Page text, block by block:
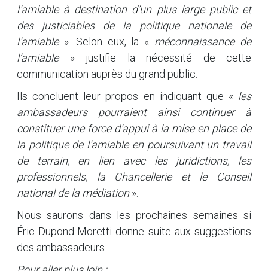
l’amiable à destination d’un plus large public et
des justiciables de la politique nationale de
l’amiable». Selon eux, la « méconnaissance de
l’amiable» justifie la nécessité de cette
communication auprès du grand public.
Ils concluent leur propos en indiquant que « les
ambassadeurs pourraient ainsi continuer à
constituer une force d’appui à la mise en place de
la politique de l’amiable en poursuivant un travail
de terrain, en lien avec les juridictions, les
professionnels, la Chancellerie et le Conseil
national de la médiation».
Nous saurons dans les prochaines semaines si
Éric Dupond-Moretti donne suite aux suggestions
des ambassadeurs…